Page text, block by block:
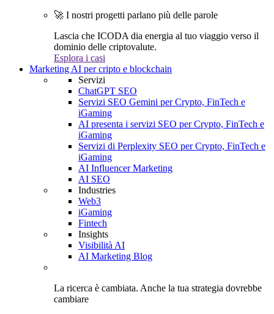
🚀 I nostri progetti parlano più delle parole
Lascia che ICODA dia energia al tuo viaggio verso il
dominio delle criptovalute.
Esplora i casi
Marketing AI per cripto e blockchain
Servizi
ChatGPT SEO
Servizi SEO Gemini per Crypto, FinTech e
iGaming
AI presenta i servizi SEO per Crypto, FinTech e
iGaming
Servizi di Perplexity SEO per Crypto, FinTech e
iGaming
AI Influencer Marketing
AI SEO
Industries
Web3
iGaming
Fintech
Insights
Visibilità AI
AI Marketing Blog
La ricerca è cambiata. Anche la tua strategia dovrebbe
cambiare